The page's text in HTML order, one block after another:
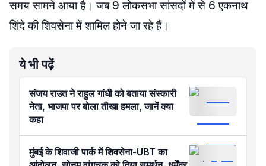
समय सामने आया है। जब 9 लोकसभा सांसदों में से 6 एकनाथ
शिंदे की शिवसेना में शामिल होने जा रहे हैं।
ये भी पढ़ें
संजय राउत ने राहुल गांधी को बताया संस्कारी
नेता, भाजपा पर बोला तीखा हमला, जानें क्या
कहा
मुंबई के शिवाजी पार्क में शिवसेना-UBT का